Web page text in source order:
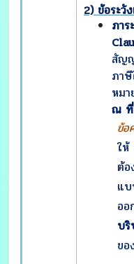
2) ข้อระวั
ภา
สัญ
ภา
หมา
ณ ที่
ข้อ
ให้
ต้อ
แ
อ
บ
ข